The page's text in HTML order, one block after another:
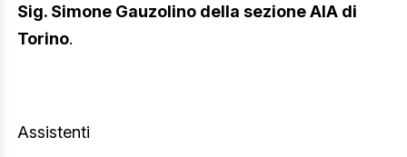
Sig. Simone Gauzolino della sezione AIA di
Torino.
Assistenti